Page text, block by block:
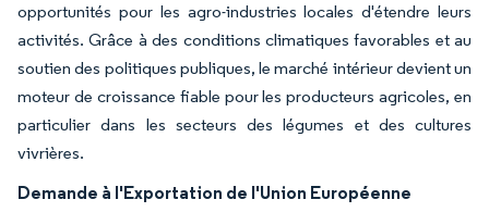
opportunités pour les agro-industries locales d'étendre leurs
activités. Grâce à des conditions climatiques favorables et au
soutien des politiques publiques, le marché intérieur devient un
moteur de croissance fiable pour les producteurs agricoles, en
particulier dans les secteurs des légumes et des cultures
vivrières.
Demande à l'Exportation de l'Union Européenne